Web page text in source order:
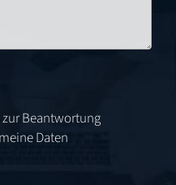
Beantwortung
Daten